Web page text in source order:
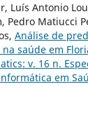
Luís Antonio
Pedro Matiucci
Análise de
saúde em
v. 16 n.
em